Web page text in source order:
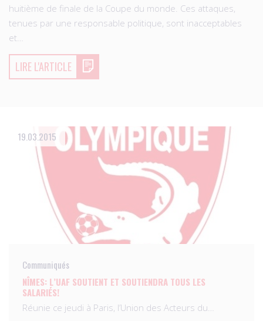
huitième de finale de la Coupe du monde. Ces attaques,
tenues par une responsable politique, sont inacceptables
et…
LIRE L'ARTICLE
19.03.2015
Communiqués
NÎMES: L’UAF SOUTIENT ET SOUTIENDRA TOUS LES
SALARIÉS!
Réunie ce jeudi à Paris, l’Union des Acteurs du…